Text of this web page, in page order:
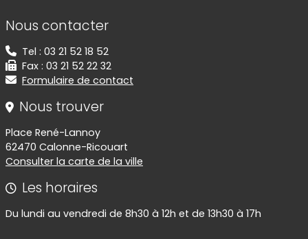
Informations de contact
Nous contacter
Tel : 03 21 52 18 52
Fax : 03 21 52 22 32
Formulaire de contact
Nous trouver
Place René-Lannoy
62470 Calonne-Ricouart
Consulter la carte de la ville
Les horaires
Du lundi au vendredi de 8h30 à 12h et de 13h30 à 17h